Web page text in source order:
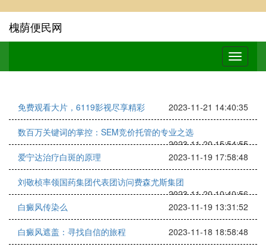
槐荫便民网
免费观看大片，6119影视尽享精彩 2023-11-21 14:40:35
数百万关键词的掌控：SEM竞价托管的专业之选
2023-11-20 15:54:55
爱宁达治疗白斑的原理
2023-11-19 17:58:48
刘敬桢率领国药集团代表团访问费森尤斯集团
2023-11-20 10:40:56
白癜风传染么
2023-11-19 13:31:52
白癜风遮盖：寻找自信的旅程 2023-11-18 18:58:48